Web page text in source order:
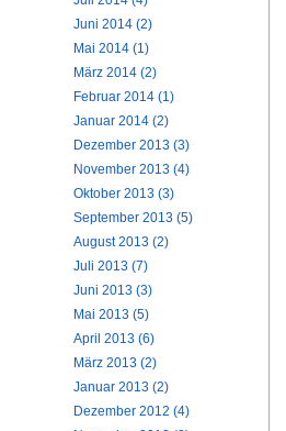
Juni 2014 (2)
Mai 2014 (1)
März 2014 (2)
Februar 2014 (1)
Januar 2014 (2)
Dezember 2013 (3)
November 2013 (4)
Oktober 2013 (3)
September 2013 (5)
August 2013 (2)
Juli 2013 (7)
Juni 2013 (3)
Mai 2013 (5)
April 2013 (6)
März 2013 (2)
Januar 2013 (2)
Dezember 2012 (4)